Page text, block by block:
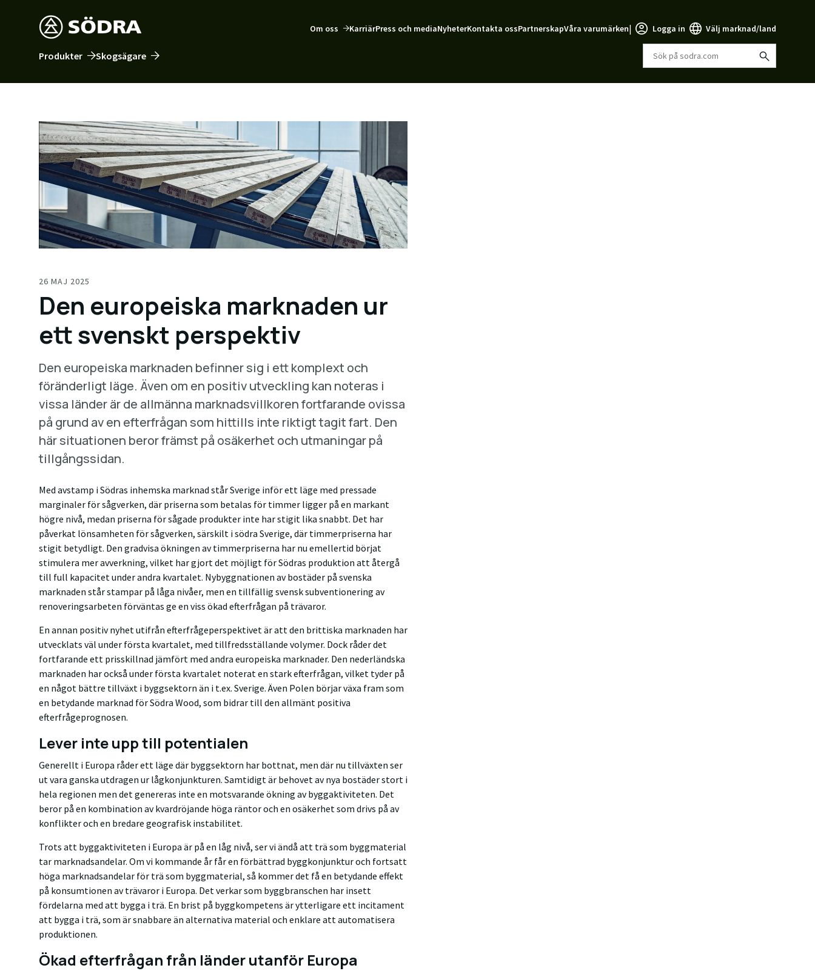
Om oss KarriärPress och mediaNyheterKontakta ossPartnerskapVåra varumärken| Logga in Välj marknad/land
Produkter Skogsägare
26 MAJ 2025
Den europeiska marknaden ur
ett svenskt perspektiv
Den europeiska marknaden befinner sig i ett komplext och
föränderligt läge. Även om en positiv utveckling kan noteras i
vissa länder är de allmänna marknadsvillkoren fortfarande ovissa
på grund av en efterfrågan som hittills inte riktigt tagit fart. Den
här situationen beror främst på osäkerhet och utmaningar på
tillgångssidan.
Med avstamp i Södras inhemska marknad står Sverige inför ett läge med pressade
marginaler för sågverken, där priserna som betalas för timmer ligger på en markant
högre nivå, medan priserna för sågade produkter inte har stigit lika snabbt. Det har
påverkat lönsamheten för sågverken, särskilt i södra Sverige, där timmerpriserna har
stigit betydligt. Den gradvisa ökningen av timmerpriserna har nu emellertid börjat
stimulera mer avverkning, vilket har gjort det möjligt för Södras produktion att återgå
till full kapacitet under andra kvartalet. Nybyggnationen av bostäder på svenska
marknaden står stampar på låga nivåer, men en tillfällig svensk subventionering av
renoveringsarbeten förväntas ge en viss ökad efterfrågan på trävaror.
En annan positiv nyhet utifrån efterfrågeperspektivet är att den brittiska marknaden har
utvecklats väl under första kvartalet, med tillfredsställande volymer. Dock råder det
fortfarande ett prisskillnad jämfört med andra europeiska marknader. Den nederländska
marknaden har också under första kvartalet noterat en stark efterfrågan, vilket tyder på
en något bättre tillväxt i byggsektorn än i t.ex. Sverige. Även Polen börjar växa fram som
en betydande marknad för Södra Wood, som bidrar till den allmänt positiva
efterfrågeprognosen.
Lever inte upp till potentialen
Generellt i Europa råder ett läge där byggsektorn har bottnat, men där nu tillväxten ser
ut vara ganska utdragen ur lågkonjunkturen. Samtidigt är behovet av nya bostäder stort i
hela regionen men det genereras inte en motsvarande ökning av byggaktiviteten. Det
beror på en kombination av kvardröjande höga räntor och en osäkerhet som drivs på av
konflikter och en bredare geografisk instabilitet.
Trots att byggaktiviteten i Europa är på en låg nivå, ser vi ändå att trä som byggmaterial
tar marknadsandelar. Om vi kommande år får en förbättrad byggkonjunktur och fortsatt
höga marknadsandelar för trä som byggmaterial, så kommer det få en betydande effekt
på konsumtionen av trävaror i Europa. Det verkar som byggbranschen har insett
fördelarna med att bygga i trä. En brist på byggkompetens är ytterligare ett incitament
att bygga i trä, som är snabbare än alternativa material och enklare att automatisera
produktionen.
Ökad efterfrågan från länder utanför Europa